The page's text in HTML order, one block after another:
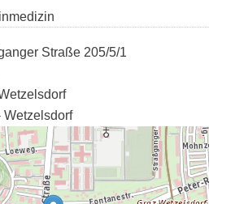
Straße 205/5/1
Wetzelsdorf